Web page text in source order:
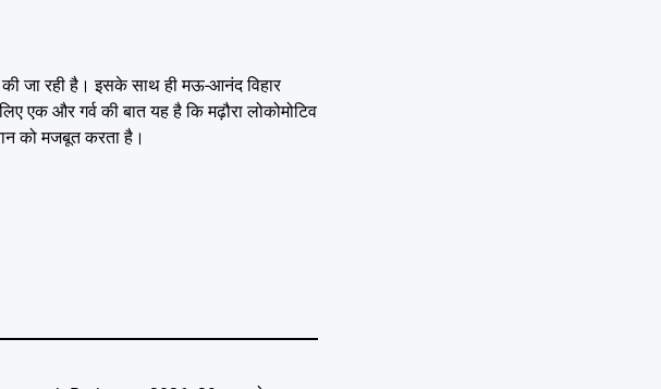
जा रही है। इसके साथ ही मऊ-आनंद विहार
एक और गर्व की बात यह है कि मढ़ौरा लोकोमोटिव
को मजबूत करता है।